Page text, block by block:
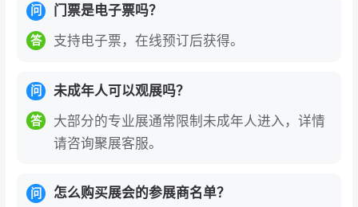
业权威与品质，参展即获得正向品牌形象加持。
知名展商
国际半导体与芯片巨头：英特尔、德州仪器、意
法半导体、英飞凌、恩智浦、瑞萨电子、微芯科
技、安森美、亚德诺半导体、三星电子、SK海力
无源元件与传感器品牌：村田制作所、TDK、太
问 门票是电子票吗？
答 支持电子票，在线预订后获得。
问 未成年人可以观展吗？
答
大部分的专业展通常限制未成年人进入，详情
请咨询聚展客服。
问 怎么购买展会的参展商名单？